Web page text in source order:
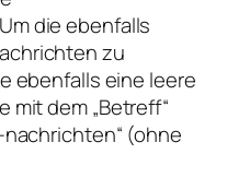
die ebenfalls
zu
ebenfalls eine leere
mit dem „Betreff“
nachrichten“ (ohne